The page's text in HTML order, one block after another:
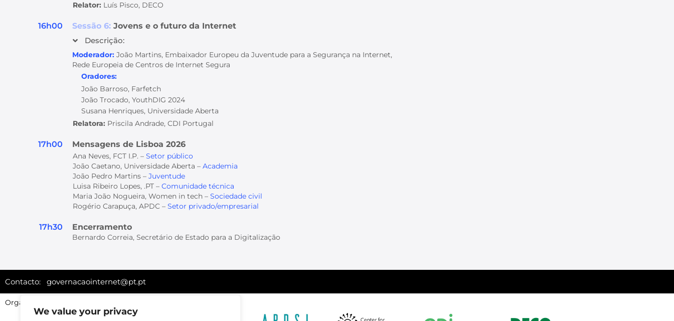
We value your privacy
Relator: Luís Pisco, DECO
16h00 Sessão 6: Jovens e o futuro da Internet
Descrição:
Moderador: João Martins, Embaixador Europeu da Juventude para a Segurança na Internet,
Rede Europeia de Centros de Internet Segura
Oradores:
João Barroso, Farfetch
João Trocado, YouthDIG 2024
Susana Henriques, Universidade Aberta
Relatora: Priscila Andrade, CDI Portugal
17h00 Mensagens de Lisboa 2026
Ana Neves, FCT I.P. – Setor público
João Caetano, Universidade Aberta – Academia
João Pedro Martins – Juventude
Luisa Ribeiro Lopes, .PT – Comunidade técnica
Maria João Nogueira, Women in tech – Sociedade civil
Rogério Carapuça, APDC – Setor privado/empresarial
17h30 Encerramento
Bernardo Correia, Secretário de Estado para a Digitalização
Contacto: governacaointernet@pt.pt
Organizadores: